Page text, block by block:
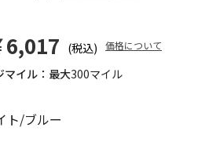
マイル：最大300マイル
6,017 (税込) 価格について
ト/ブルー